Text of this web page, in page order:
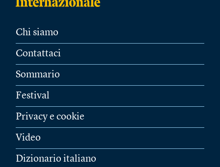
Chi siamo
Contattaci
Sommario
Festival
Privacy e cookie
Video
Dizionario italiano